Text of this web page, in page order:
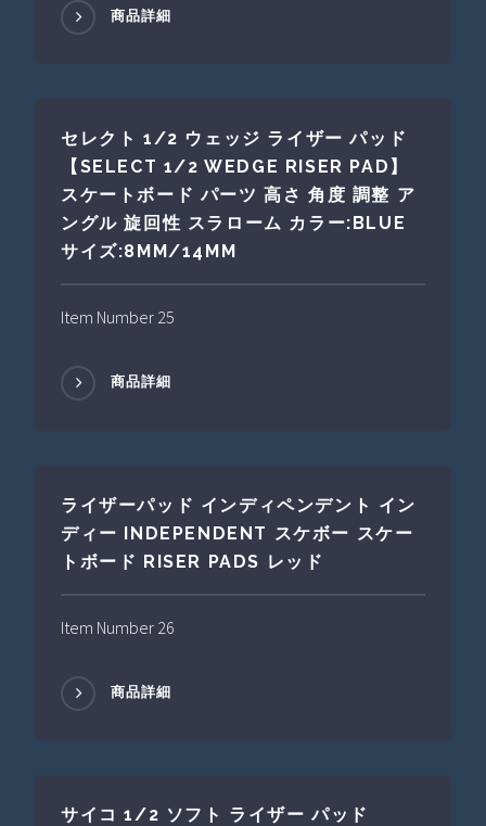
商品詳細
セレクト 1/2 ウェッジ ライザー パッド
【SELECT 1/2 WEDGE RISER PAD】
スケートボード パーツ 高さ 角度 調整 ア
ングル 旋回性 スラローム カラー:BLUE
サイズ:8MM/14MM
Item Number 25
商品詳細
ライザーパッド インディペンデント イン
ディー INDEPENDENT スケボー スケー
トボード RISER PADS レッド
Item Number 26
商品詳細
サイコ 1/2 ソフト ライザー パッド